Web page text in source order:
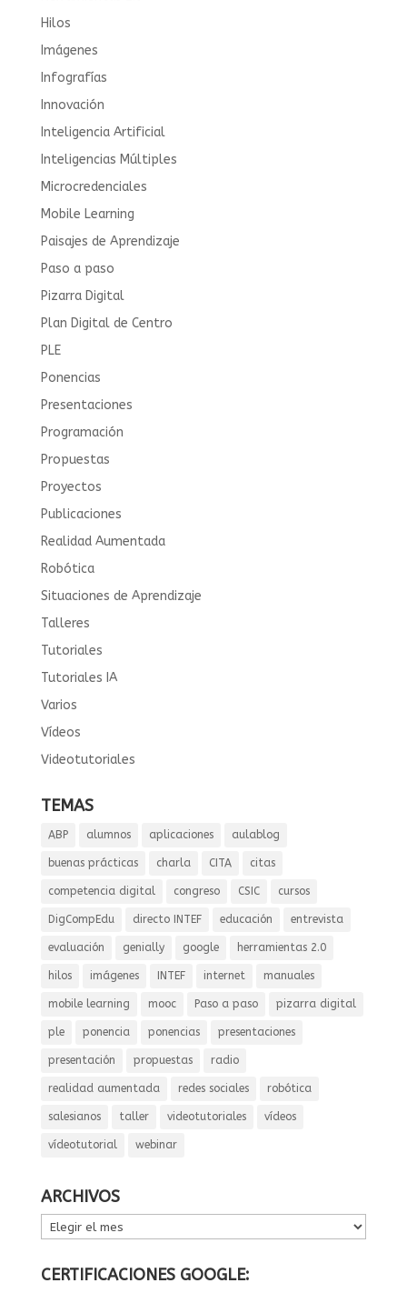
Hilos
Imágenes
Infografías
Innovación
Inteligencia Artificial
Inteligencias Múltiples
Microcredenciales
Mobile Learning
Paisajes de Aprendizaje
Paso a paso
Pizarra Digital
Plan Digital de Centro
PLE
Ponencias
Presentaciones
Programación
Propuestas
Proyectos
Publicaciones
Realidad Aumentada
Robótica
Situaciones de Aprendizaje
Talleres
Tutoriales
Tutoriales IA
Varios
Vídeos
Videotutoriales
TEMAS
ABP alumnos aplicaciones aulablog
buenas prácticas charla CITA citas
competencia digital congreso CSIC cursos
DigCompEdu directo INTEF educación entrevista
evaluación genially google herramientas 2.0
hilos imágenes INTEF internet manuales
mobile learning mooc Paso a paso pizarra digital
ple ponencia ponencias presentaciones
presentación propuestas radio
realidad aumentada redes sociales robótica
salesianos taller videotutoriales vídeos
vídeotutorial webinar
ARCHIVOS
ARCHIVOS
CERTIFICACIONES GOOGLE: